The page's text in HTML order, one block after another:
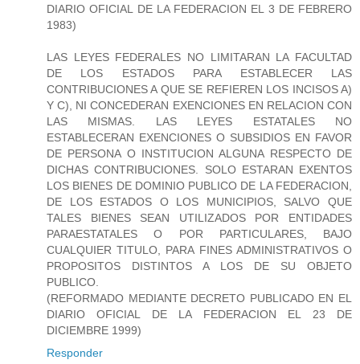
DIARIO OFICIAL DE LA FEDERACION EL 3 DE FEBRERO
1983)
LAS LEYES FEDERALES NO LIMITARAN LA FACULTAD
DE LOS ESTADOS PARA ESTABLECER LAS
CONTRIBUCIONES A QUE SE REFIEREN LOS INCISOS A)
Y C), NI CONCEDERAN EXENCIONES EN RELACION CON
LAS MISMAS. LAS LEYES ESTATALES NO
ESTABLECERAN EXENCIONES O SUBSIDIOS EN FAVOR
DE PERSONA O INSTITUCION ALGUNA RESPECTO DE
DICHAS CONTRIBUCIONES. SOLO ESTARAN EXENTOS
LOS BIENES DE DOMINIO PUBLICO DE LA FEDERACION,
DE LOS ESTADOS O LOS MUNICIPIOS, SALVO QUE
TALES BIENES SEAN UTILIZADOS POR ENTIDADES
PARAESTATALES O POR PARTICULARES, BAJO
CUALQUIER TITULO, PARA FINES ADMINISTRATIVOS O
PROPOSITOS DISTINTOS A LOS DE SU OBJETO
PUBLICO.
(REFORMADO MEDIANTE DECRETO PUBLICADO EN EL
DIARIO OFICIAL DE LA FEDERACION EL 23 DE
DICIEMBRE 1999)
Responder